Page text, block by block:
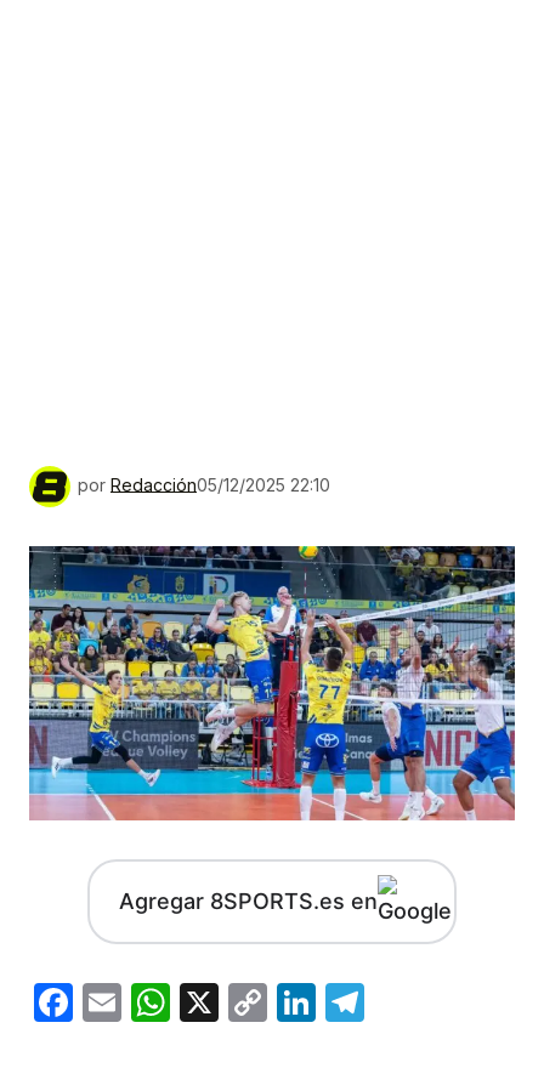
por Redacción05/12/2025 22:10
Agregar 8SPORTS.es en
Facebook
EmailWhatsApp
X
CopyLinkedIn